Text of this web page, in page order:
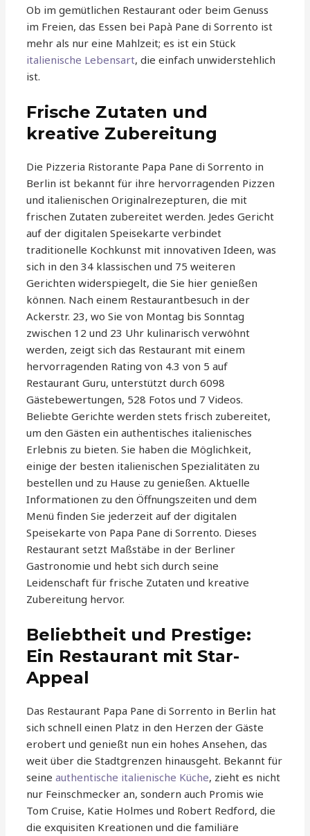
Ob im gemütlichen Restaurant oder beim Genuss
im Freien, das Essen bei Papà Pane di Sorrento ist
mehr als nur eine Mahlzeit; es ist ein Stück
italienische Lebensart, die einfach unwiderstehlich
ist.
Frische Zutaten und
kreative Zubereitung
Die Pizzeria Ristorante Papa Pane di Sorrento in
Berlin ist bekannt für ihre hervorragenden Pizzen
und italienischen Originalrezepturen, die mit
frischen Zutaten zubereitet werden. Jedes Gericht
auf der digitalen Speisekarte verbindet
traditionelle Kochkunst mit innovativen Ideen, was
sich in den 34 klassischen und 75 weiteren
Gerichten widerspiegelt, die Sie hier genießen
können. Nach einem Restaurantbesuch in der
Ackerstr. 23, wo Sie von Montag bis Sonntag
zwischen 12 und 23 Uhr kulinarisch verwöhnt
werden, zeigt sich das Restaurant mit einem
hervorragenden Rating von 4.3 von 5 auf
Restaurant Guru, unterstützt durch 6098
Gästebewertungen, 528 Fotos und 7 Videos.
Beliebte Gerichte werden stets frisch zubereitet,
um den Gästen ein authentisches italienisches
Erlebnis zu bieten. Sie haben die Möglichkeit,
einige der besten italienischen Spezialitäten zu
bestellen und zu Hause zu genießen. Aktuelle
Informationen zu den Öffnungszeiten und dem
Menü finden Sie jederzeit auf der digitalen
Speisekarte von Papa Pane di Sorrento. Dieses
Restaurant setzt Maßstäbe in der Berliner
Gastronomie und hebt sich durch seine
Leidenschaft für frische Zutaten und kreative
Zubereitung hervor.
Beliebtheit und Prestige:
Ein Restaurant mit Star-
Appeal
Das Restaurant Papa Pane di Sorrento in Berlin hat
sich schnell einen Platz in den Herzen der Gäste
erobert und genießt nun ein hohes Ansehen, das
weit über die Stadtgrenzen hinausgeht. Bekannt für
seineauthentische italienische Küche, zieht es nicht
nur Feinschmecker an, sondern auch Promis wie
Tom Cruise, Katie Holmes und Robert Redford, die
die exquisiten Kreationen und die familiäre